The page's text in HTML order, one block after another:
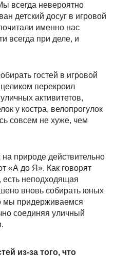
всегда невероятно
детский досуг в игровой
именно нас
всегда при деле, и
гостей в игровой
перекроил
активитетов,
у костра, велопрогулок
совсем не хуже, чем
природе действительно
«А до Я». Как говорят
неподходящая
вновь собирать юных
мы придерживаемся
соединяя уличный
из-за того, что